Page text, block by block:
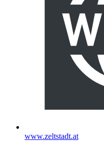
www.zeltstadt.at